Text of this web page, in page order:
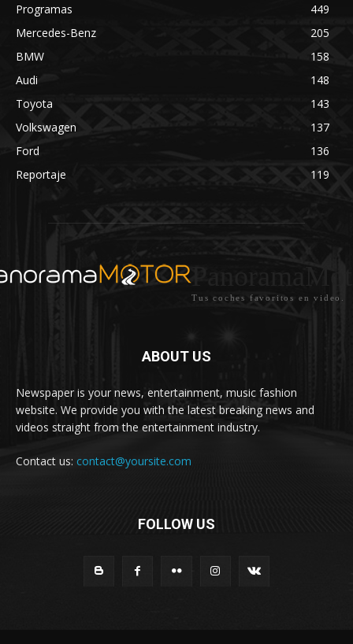
Programas
449
Mercedes-Benz
205
BMW
158
Audi
148
Toyota
143
Volkswagen
137
Ford
136
Reportaje
119
Tus coches favoritos en video.
ABOUT US
Newspaper is your news, entertainment, music fashion
website. We provide you with the latest breaking news and
videos straight from the entertainment industry.
Contact us: contact@yoursite.com
FOLLOW US